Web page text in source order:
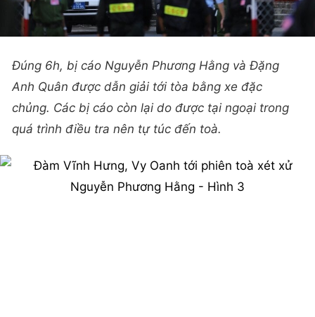
Đúng 6h, bị cáo Nguyễn Phương Hằng và Đặng
Anh Quân được dẫn giải tới tòa bằng xe đặc
chủng. Các bị cáo còn lại do được tại ngoại trong
quá trình điều tra nên tự túc đến toà.